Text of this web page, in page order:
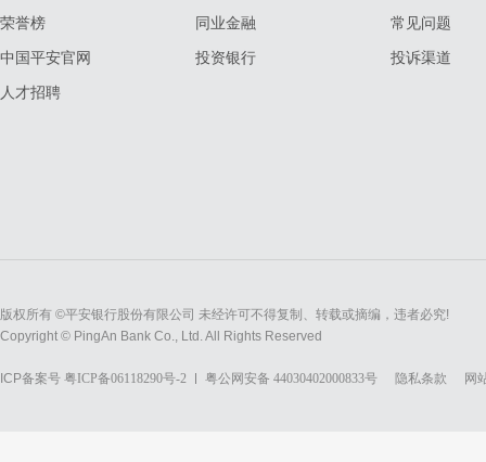
荣誉榜
中国平安官网
人才招聘
同业金融
投资银行
常见问题
投诉渠道
版权所有 ©平安银行股份有限公司 未经许可不得复制、转载或摘编，违者必究!
Copyright © PingAn Bank Co., Ltd. All Rights Reserved
ICP备案号 粤ICP备06118290号-2 粤公网安备 44030402000833号 隐私条款 网